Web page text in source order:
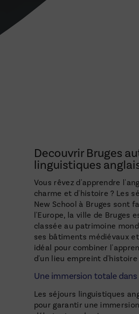
Decouvrir Bruges
linguistiques
Vous rêvez d'apprendre
charme et d'histoire ? Les
New School à Bruges sont
l'Europe, la ville de Bruges
classée au patrimoine
ses bâtiments médiévaux
idéal pour combiner
d'un lieu empreint
Une immersion totale dans
Les séjours linguistiques
pour garantir une